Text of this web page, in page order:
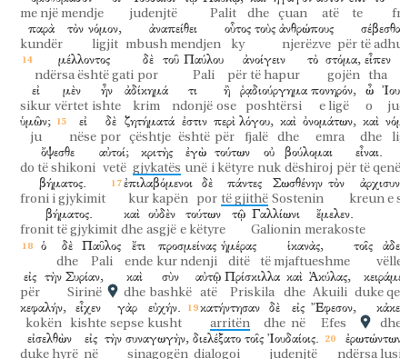
me një mendje judenjtë Palit dhe çuan atë te
παρὰ
kundër
τὸν νόμον,
ligjit
ἀναπείθει
mbush mendjen
οὗτος
ky
τοὺς ἀνθρώπους
njerëzve për të
μέλλοντος
ndërsa është gati
δὲ
por
τοῦ Παύλου
Pali
ἀνοίγειν
për të hapur
τὸ στόμα,
gojën
εἶπεν
tha
εἰ
sikur
μὲν
vërtet
ἦν
ishte
ἀδίκημά
krim
τι
ndonjë
ἢ
ose
ῥᾳδιούργημα
poshtërsi
πονηρόν,
e ligë
ὦ
o
ὑμῶν;
ju
εἰ
nëse
δὲ
por
ζητήματά
çështje
ἐστιν
është
περὶ
për
λόγου,
fjalë
καὶ
dhe
ὀνομάτων,
emra
καὶ
dhe
ὄψεσθε
do të shikoni
αὐτοί;
vetë
κριτὴς
gjykatës
ἐγὼ
unë
τούτων
i këtyre
οὐ
nuk
βούλομαι
dëshiroj
εἶναι.
për të qenë
βήματος.
froni i gjykimit
ἐπιλαβόμενοι
kur kapën
δὲ
por
πάντες
të gjithë
Σωσθένην
Sostenin
τὸν
kreun e
βήματος.
fronit të gjykimit
καὶ
dhe
οὐδὲν
asgjë
τούτων
e këtyre
τῷ Γαλλίωνι
Galionin
ἔμελεν.
merakoste
ὁ δὲ
dhe
Παῦλος
Pali
ἔτι
ende
προσμείνας
kur ndenji
ἡμέρας
ditë
ἱκανὰς,
të mjaftueshme
τοῖς
εἰς
për
τὴν Συρίαν,
Sirinë
καὶ
dhe
σὺν
bashkë
αὐτῷ
atë
Πρίσκιλλα
Priskila
καὶ
dhe
Ἀκύλας,
Akuili duke
κεφαλήν,
kokën
εἶχεν
kishte
γὰρ
sepse
εὐχήν.
kusht
κατήντησαν
arritën
δὲ
dhe
εἰς
në
Ἔφεσον,
Efes
εἰσελθὼν
duke hyrë
εἰς
në
τὴν συναγωγὴν,
sinagogën
διελέξατο
dialogoi
τοῖς Ἰουδαίοις.
judenjtë ndërsa